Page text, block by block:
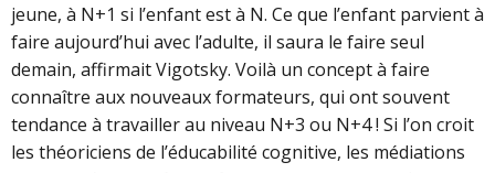
jeune, à N+1 si l’enfant est à N. Ce que l’enfant parvient à
faire aujourd’hui avec l’adulte, il saura le faire seul
demain, affirmait Vigotsky. Voilà un concept à faire
connaître aux nouveaux formateurs, qui ont souvent
tendance à travailler au niveau N+3 ou N+4 ! Si l’on croit
les théoriciens de l’éducabilité cognitive, les médiations